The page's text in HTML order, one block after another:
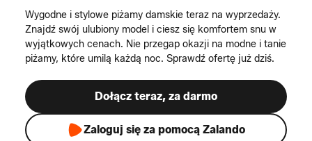
Wygodne i stylowe piżamy damskie teraz na wyprzedaży.
Znajdź swój ulubiony model i ciesz się komfortem snu w
wyjątkowych cenach. Nie przegap okazji na modne i tanie
piżamy, które umilą każdą noc. Sprawdź ofertę już dziś.
Dołącz teraz, za darmo
Zaloguj się za pomocą Zalando